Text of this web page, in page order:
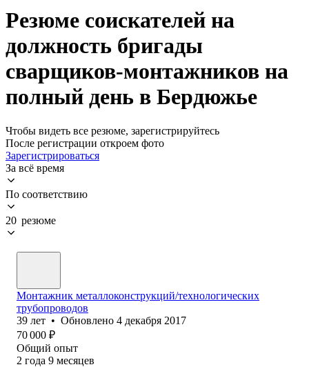
Резюме соискателей на
должность бригады
сварщиков-монтажников на
полный день в Бердюжье
Чтобы видеть все резюме, зарегистрируйтесь
После регистрации откроем фото
Зарегистрироваться
За всё время
По соответствию
20 резюме
Монтажник металлоконструкций/технологических
трубопроводов
39 лет • Обновлено 4 декабря 2017
70 000 ₽
Общий опыт
2 года 9 месяцев